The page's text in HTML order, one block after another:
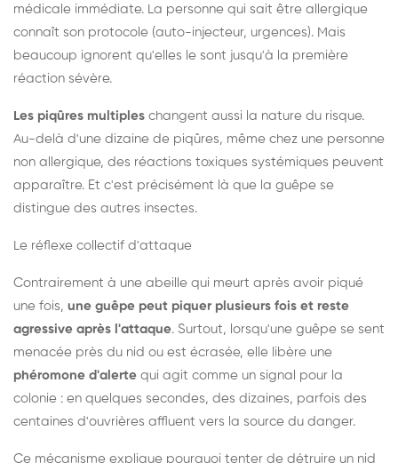
médicale immédiate. La personne qui sait être allergique
connaît son protocole (auto-injecteur, urgences). Mais
beaucoup ignorent qu'elles le sont jusqu'à la première
réaction sévère.
Les piqûres multiples changent aussi la nature du risque.
Au-delà d'une dizaine de piqûres, même chez une personne
non allergique, des réactions toxiques systémiques peuvent
apparaître. Et c'est précisément là que la guêpe se
distingue des autres insectes.
Le réflexe collectif d'attaque
Contrairement à une abeille qui meurt après avoir piqué
une fois, une guêpe peut piquer plusieurs fois et reste
agressive après l'attaque. Surtout, lorsqu'une guêpe se sent
menacée près du nid ou est écrasée, elle libère une
phéromone d'alerte qui agit comme un signal pour la
colonie : en quelques secondes, des dizaines, parfois des
centaines d'ouvrières affluent vers la source du danger.
Ce mécanisme explique pourquoi tenter de détruire un nid